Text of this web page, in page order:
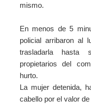
mismo.
En menos de 5
policial arribaron al
trasladarla hasta
propietarios del
hurto.
La mujer detenida,
cabello por el valor